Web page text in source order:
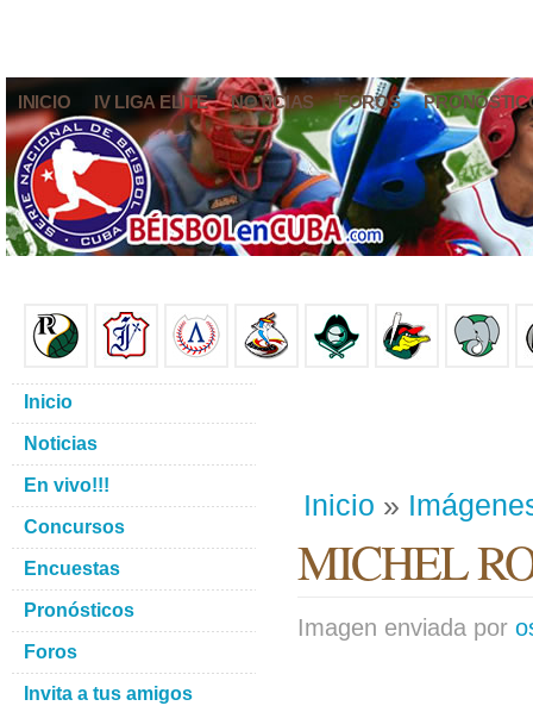
INICIO IV LIGA ELITE NOTICIAS FOROS
Inicio »
MICHEL
Imagen enviada por
Inicio
Noticias
En vivo!!!
Concursos
Encuestas
Pronósticos
Foros
Invita a tus amigos